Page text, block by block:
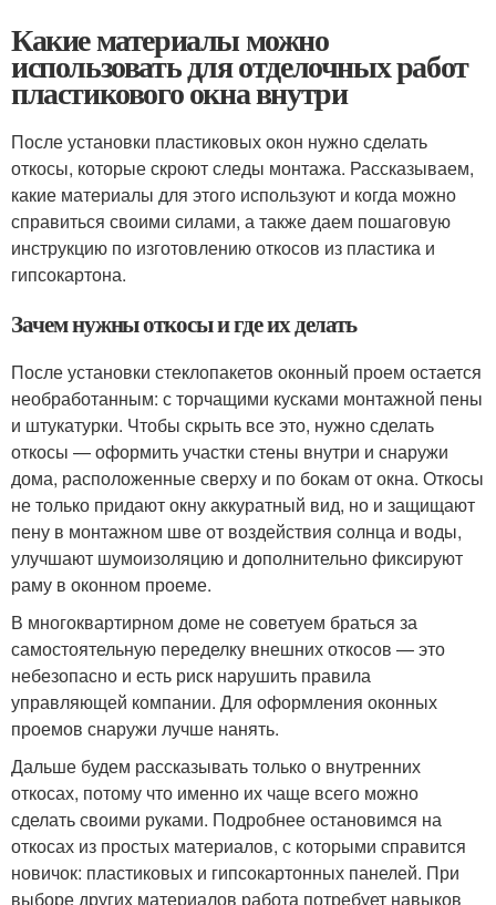
Какие материалы можно
использовать для отделочных работ
пластикового окна внутри
После установки пластиковых окон нужно сделать
откосы, которые скроют следы монтажа. Рассказываем,
какие материалы для этого используют и когда можно
справиться своими силами, а также даем пошаговую
инструкцию по изготовлению откосов из пластика и
гипсокартона.
Зачем нужны откосы и где их делать
После установки стеклопакетов оконный проем остается
необработанным: с торчащими кусками монтажной пены
и штукатурки. Чтобы скрыть все это, нужно сделать
откосы — оформить участки стены внутри и снаружи
дома, расположенные сверху и по бокам от окна. Откосы
не только придают окну аккуратный вид, но и защищают
пену в монтажном шве от воздействия солнца и воды,
улучшают шумоизоляцию и дополнительно фиксируют
раму в оконном проеме.
В многоквартирном доме не советуем браться за
самостоятельную переделку внешних откосов — это
небезопасно и есть риск нарушить правила
управляющей компании. Для оформления оконных
проемов снаружи лучше нанять.
Дальше будем рассказывать только о внутренних
откосах, потому что именно их чаще всего можно
сделать своими руками. Подробнее остановимся на
откосах из простых материалов, с которыми справится
новичок: пластиковых и гипсокартонных панелей. При
выборе других материалов работа потребует навыков